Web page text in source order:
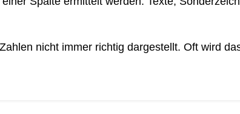
nicht immer richtig dargestellt. Oft wird